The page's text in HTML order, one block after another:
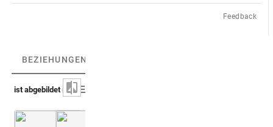
Feedback
BEZIEHUNGEN
ist abgebildet in